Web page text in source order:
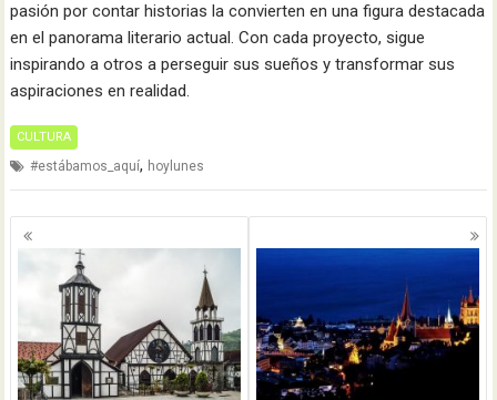
pasión por contar historias la convierten en una figura destacada
en el panorama literario actual. Con cada proyecto, sigue
inspirando a otros a perseguir sus sueños y transformar sus
aspiraciones en realidad.
CULTURA
#estábamos_aquí, hoylunes
Navegación
de
entradas